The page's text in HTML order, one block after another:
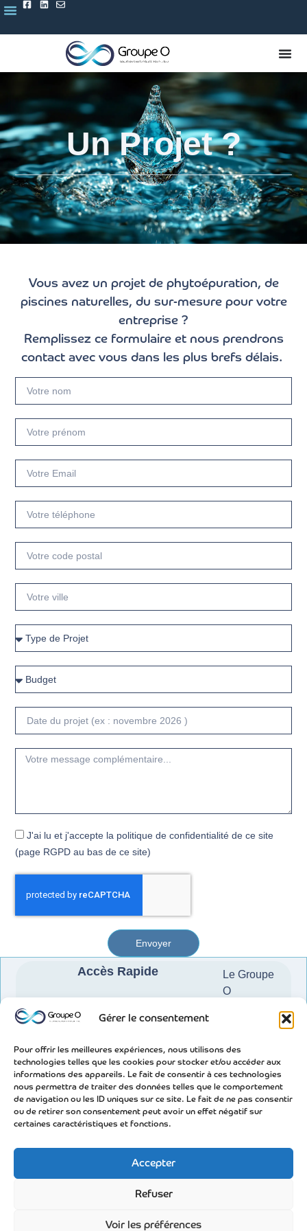
Gérer le consentement
Pour offrir les meilleures expériences, nous utilisons des
technologies telles que les cookies pour stocker et/ou accéder aux
informations des appareils. Le fait de consentir à ces technologies
nous permettra de traiter des données telles que le comportement
de navigation ou les ID uniques sur ce site. Le fait de ne pas consentir
ou de retirer son consentement peut avoir un effet négatif sur
certaines caractéristiques et fonctions.
Accepter
Refuser
Voir les préférences
Un Projet ?
Vous avez un projet de phytoépuration, de
piscines naturelles, du sur-mesure pour votre
entreprise ?
Remplissez ce formulaire et nous prendrons
contact avec vous dans les plus brefs délais.
J'ai lu et j'accepte la politique de confidentialité de ce site
(page RGPD au bas de ce site)
Envoyer
Accès Rapide
Le Groupe
O
Blog
Nos
valeurs
Contact